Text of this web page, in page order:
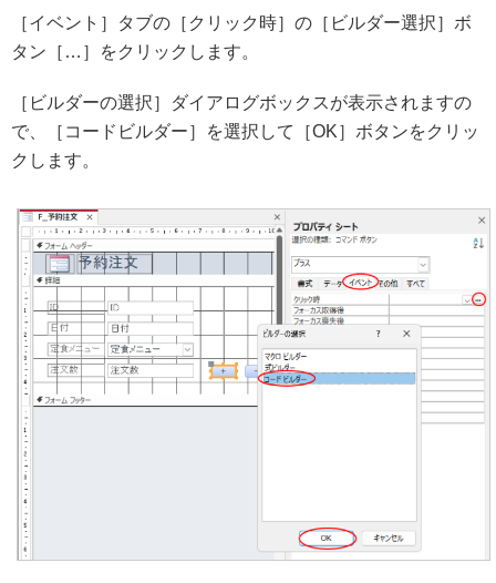
［イベント］タブの［クリック時］の［ビルダー選択］ボ
タン［…］をクリックします。
［ビルダーの選択］ダイアログボックスが表示されますの
で、［コードビルダー］を選択して［OK］ボタンをクリッ
クします。